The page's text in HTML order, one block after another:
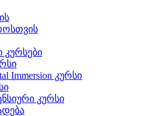
კურსები
Immersion კურსი
კურსი